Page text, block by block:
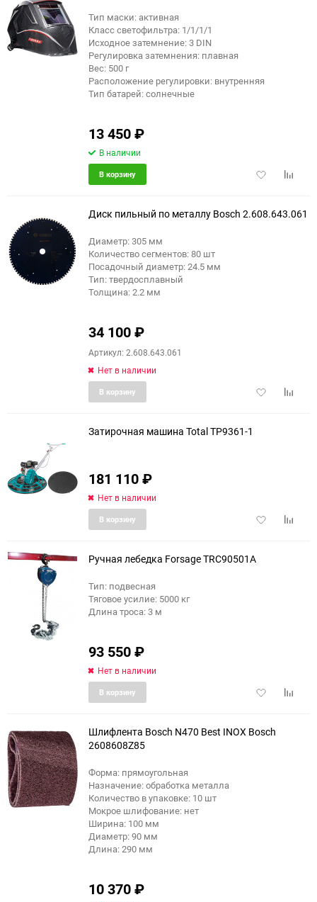
еще 1 фото
Тип маски: активная
Класс светофильтра: 1/1/1/1
Исходное затемнение: 3 DIN
Регулировка затемнения: плавная
Вес: 500 г
Расположение регулировки: внутренняя
Тип батарей: солнечные
13 450₽
В наличии
Добавить
В корзину
Диск пильный по металлу Bosch 2.608.643.061
Диаметр: 305 мм
Количество сегментов: 80 шт
Посадочный диаметр: 24.5 мм
Тип: твердосплавный
Толщина: 2.2 мм
34 100₽
Артикул: 2.608.643.061
Нет в наличии
Добавить
В корзину
Затирочная машина Total TP9361-1
181 110₽
Нет в наличии
Добавить
В корзину
Ручная лебедка Forsage TRC90501A
Тип: подвесная
Тяговое усилие: 5000 кг
Длина троса: 3 м
93 550₽
Нет в наличии
Добавить
В корзину
Шлифлента Bosch N470 Best INOX Bosch
2608608Z85
Форма: прямоугольная
Назначение: обработка металла
Количество в упаковке: 10 шт
Мокрое шлифование: нет
Ширина: 100 мм
Диаметр: 90 мм
Длина: 290 мм
10 370₽